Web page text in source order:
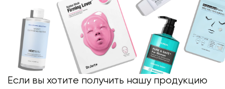
Если вы хотите получить нашу продукцию